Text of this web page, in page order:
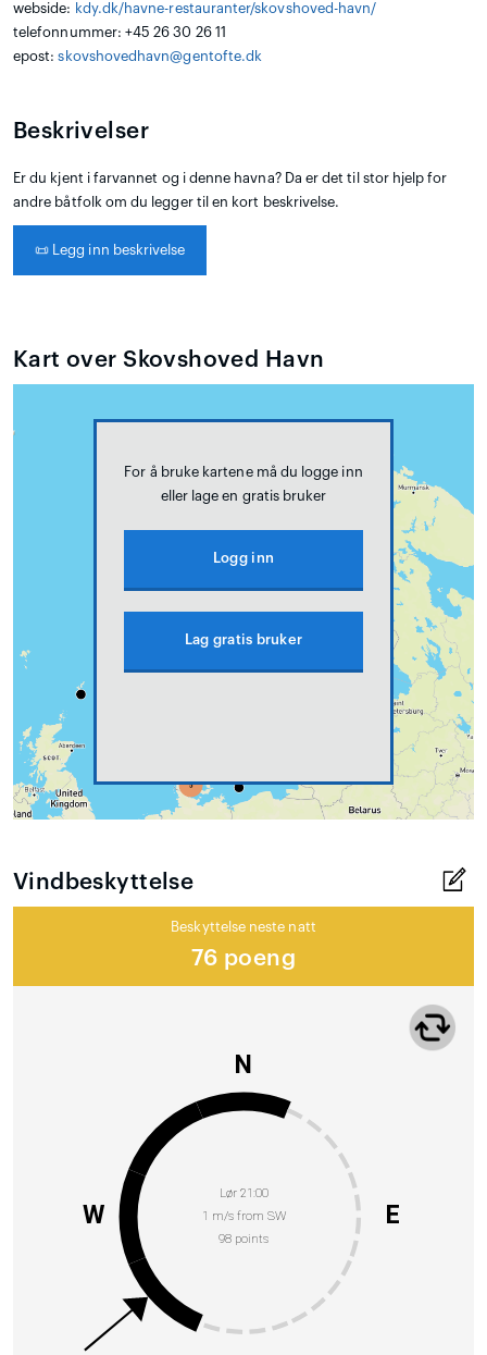
webside: kdy.dk/havne-restauranter/skovshoved-havn/
telefonnummer: +45 26 30 26 11
epost:skovshovedhavn@gentofte.dk
Beskrivelser
Er du kjent i farvannet og i denne havna? Da er det til stor hjelp for
andre båtfolk om du legger til en kort beskrivelse.
📜 Legg inn beskrivelse
Kart over Skovshoved Havn
For å bruke kartene må du logge inn
eller lage en gratis bruker
Logg inn
Lag gratis bruker
Vindbeskyttelse
Beskyttelse neste natt
76 poeng
Lør 21:00
1 m/s from SW
98 points
N
E
W